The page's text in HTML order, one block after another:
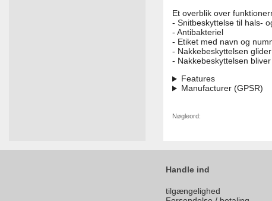
Et overblik over
- Snitbeskyttelse til hals-
- Antibakteriel
- Etiket med navn og
- Nakkebeskyttelsen
- Nakkebeskyttelsen
Features
Manufacturer (GPSR)
Nøgleord:
Handle ind
tilgængelighed